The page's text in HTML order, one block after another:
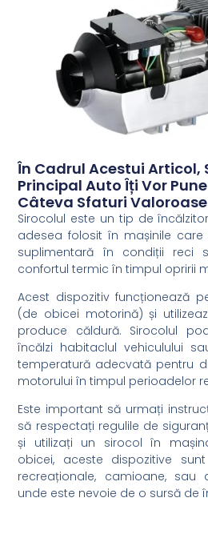
În Cadrul Acestui Articol,
Principal Auto Îți Vor
Câteva Sfaturi Valoroase
Sirocolul este un tip de
adesea folosit în mașinile
suplimentară în condiții reci
confortul termic în timpul opririi
Acest dispozitiv funcționează
(de obicei motorină) și
produce căldură. Sirocolul
încălzi habitaclul vehiculului
temperatură adecvată pentru
motorului în timpul perioadelor
Este important să urmați
să respectați regulile de
și utilizați un sirocol în
obicei, aceste dispozitive
recreaționale, camioane, sau
unde este nevoie de o sursă de